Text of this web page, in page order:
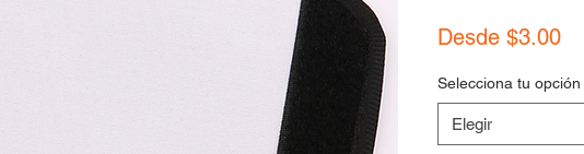
Desde $3.00
Selecciona tu opción
Elegir